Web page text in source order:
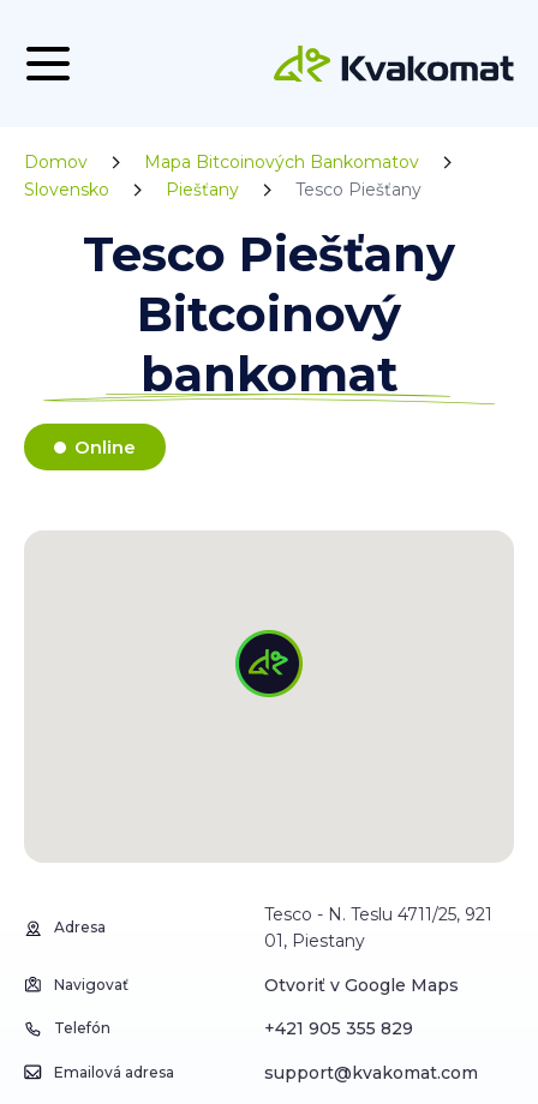
Domov
Mapa Bitcoinových Bankomatov
Slovensko
Piešťany Tesco Piešťany
Tesco Piešťany
Bitcoinový
bankomat
Online
Adresa
Tesco - N. Teslu 4711/25, 921
01, Piestany
Navigovať Otvoriť v Google Maps
Telefón +421 905 355 829
Emailová adresa support@kvakomat.com